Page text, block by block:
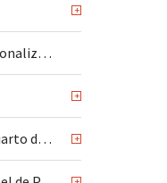
+
Painel Fotográfico Personalizado
+
Papel de Parede Para Quarto de Bebê +